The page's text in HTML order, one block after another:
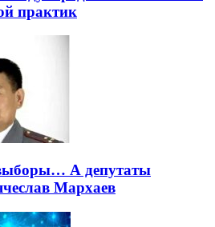
практик
А депутаты
Мархаев